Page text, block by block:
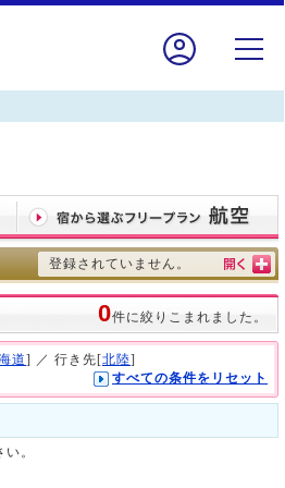
登録されていません。
0件に絞りこまれました。
道] ／ 行き先[北陸]
すべての条件をリセット
。